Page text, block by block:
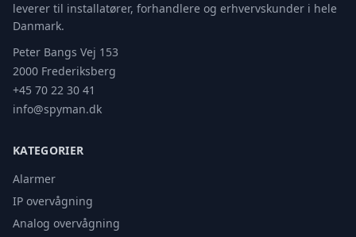
leverer til installatører, forhandlere og erhvervskunder i hele
Danmark.
Peter Bangs Vej 153
2000 Frederiksberg
+45 70 22 30 41
info@spyman.dk
KATEGORIER
Alarmer
IP overvågning
Analog overvågning